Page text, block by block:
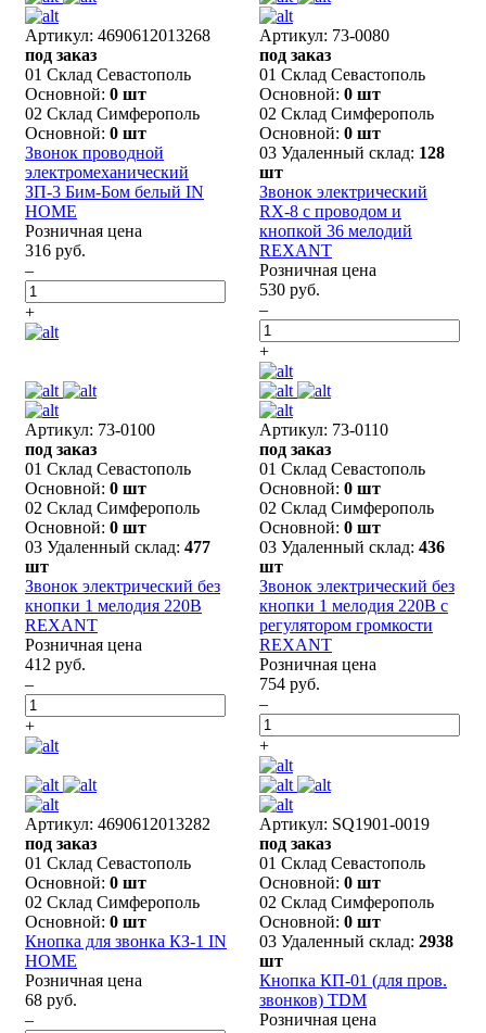
Артикул: 4690612013268
под заказ
01 Склад Севастополь
Основной: 0 шт
02 Склад Симферополь
Основной: 0 шт
Звонок проводной
электромеханический
ЗП-3 Бим-Бом белый IN
HOME
Розничная цена
316 руб.
–
+
Артикул: 73-0080
под заказ
01 Склад Севастополь
Основной: 0 шт
02 Склад Симферополь
Основной: 0 шт
03 Удаленный склад: 128
шт
Звонок электрический
RX-8 с проводом и
кнопкой 36 мелодий
REXANT
Розничная цена
530 руб.
–
+
Артикул: 73-0100
под заказ
01 Склад Севастополь
Основной: 0 шт
02 Склад Симферополь
Основной: 0 шт
03 Удаленный склад: 477
шт
Звонок электрический без
кнопки 1 мелодия 220В
REXANT
Розничная цена
412 руб.
–
+
Артикул: 73-0110
под заказ
01 Склад Севастополь
Основной: 0 шт
02 Склад Симферополь
Основной: 0 шт
03 Удаленный склад: 436
шт
Звонок электрический без
кнопки 1 мелодия 220В с
регулятором громкости
REXANT
Розничная цена
754 руб.
–
+
Артикул: 4690612013282
под заказ
01 Склад Севастополь
Основной: 0 шт
02 Склад Симферополь
Основной: 0 шт
Кнопка для звонка КЗ-1 IN
HOME
Розничная цена
68 руб.
–
Артикул: SQ1901-0019
под заказ
01 Склад Севастополь
Основной: 0 шт
02 Склад Симферополь
Основной: 0 шт
03 Удаленный склад: 2938
шт
Кнопка КП-01 (для пров.
звонков) TDM
Розничная цена